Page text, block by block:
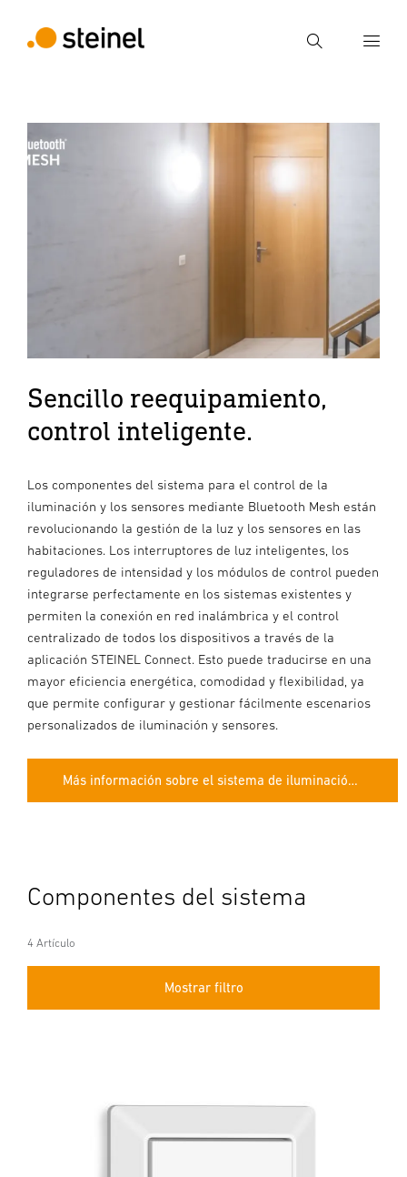
Búsqueda
Introducir el término de búsqueda
Sencillo reequipamiento,
control inteligente.
Los componentes del sistema para el control de la
iluminación y los sensores mediante Bluetooth Mesh están
revolucionando la gestión de la luz y los sensores en las
habitaciones. Los interruptores de luz inteligentes, los
reguladores de intensidad y los módulos de control pueden
integrarse perfectamente en los sistemas existentes y
permiten la conexión en red inalámbrica y el control
centralizado de todos los dispositivos a través de la
aplicación STEINEL Connect. Esto puede traducirse en una
mayor eficiencia energética, comodidad y flexibilidad, ya
que permite configurar y gestionar fácilmente escenarios
personalizados de iluminación y sensores.
Más información sobre el sistema de iluminación conectada
Componentes del sistema
4 Artículo
Mostrar filtro